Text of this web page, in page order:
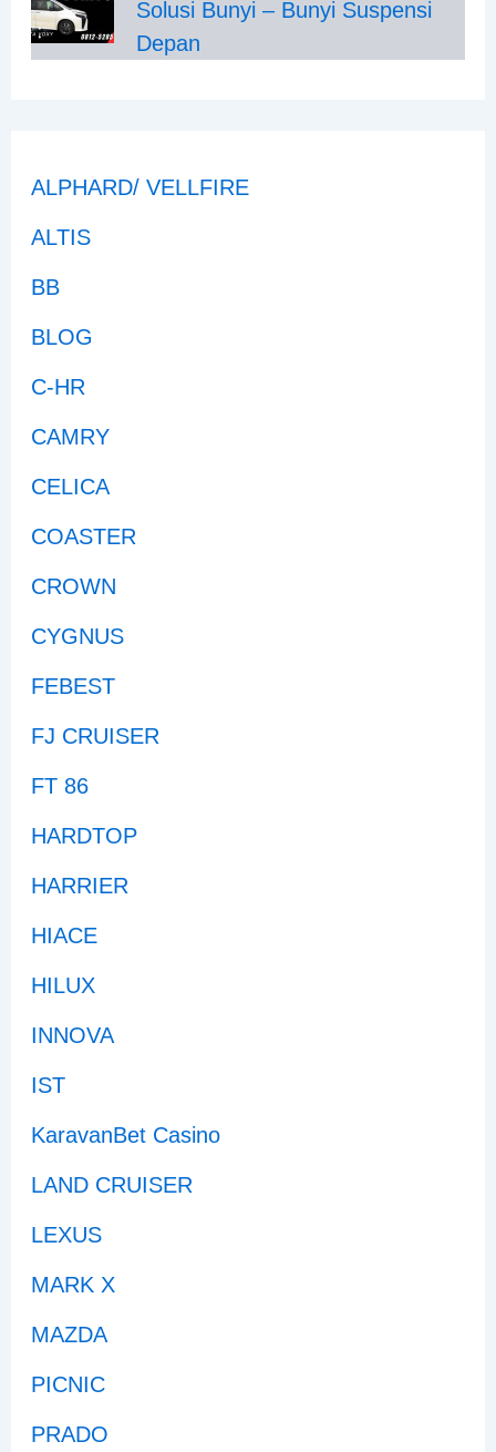
Solusi Bunyi – Bunyi Suspensi
Depan
ALPHARD/ VELLFIRE
ALTIS
BB
BLOG
C-HR
CAMRY
CELICA
COASTER
CROWN
CYGNUS
FEBEST
FJ CRUISER
FT 86
HARDTOP
HARRIER
HIACE
HILUX
INNOVA
IST
KaravanBet Casino
LAND CRUISER
LEXUS
MARK X
MAZDA
PICNIC
PRADO